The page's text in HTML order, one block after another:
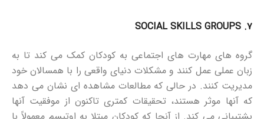
۷.
گروه های مهارت های اجتماعی به کودکان کمک می کند تا به
زبان عملی عمل کنند و مشکلات دنیای واقعی را با همسالان خود
مدیریت کنند. در حالی که مطالعات مشاهده ای نشان می دهد
که آنها موثر هستند، تحقیقات کمتری تاکنون از موفقیت آنها